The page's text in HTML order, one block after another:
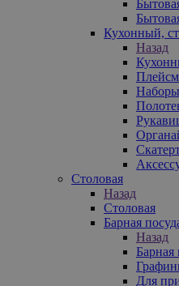
Кухонный,
Назад
Наборы
Столовая
Назад
Столовая
Барная
Назад
Барная
Для